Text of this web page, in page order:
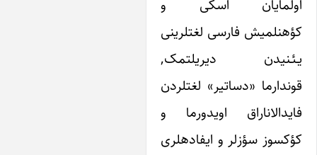
اسکی و
کؤهنلمیش فارسی لغت‎لرینی
یـئـنی‎دن دیریلتمک,
قوندارما «دساتیر» لغت‎لردن
اویدورما و
کؤکسوز سؤز‎لر و ایفاده‎لری